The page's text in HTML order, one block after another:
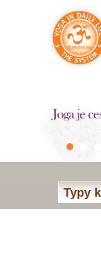
Typy